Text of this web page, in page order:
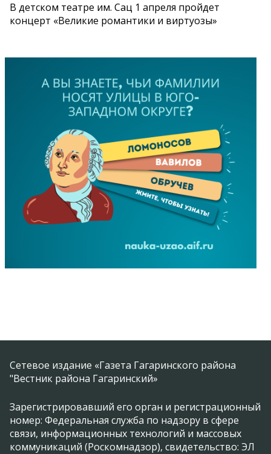
В детском театре им. Сац 1 апреля пройдет
концерт «Великие романтики и виртуозы»
Сетевое издание «Газета Гагаринского района
"Вестник района Гагаринский»
Зарегистрировавший его орган и регистрационный
номер: Федеральная служба по надзору в сфере
связи, информационных технологий и массовых
коммуникаций (Роскомнадзор), свидетельство: ЭЛ